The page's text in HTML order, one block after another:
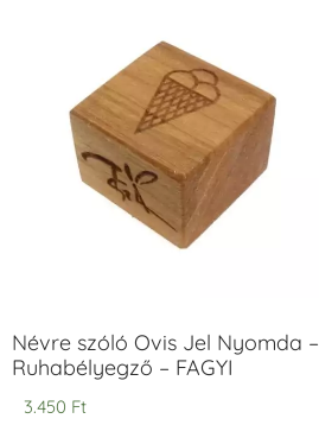
Névre szóló Ovis Jel Nyomda –
Ruhabélyegző – FAGYI
3.450 Ft